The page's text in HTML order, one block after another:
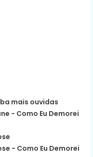
mais ouvidas
- Como Eu Demorei
- Como Eu Demorei